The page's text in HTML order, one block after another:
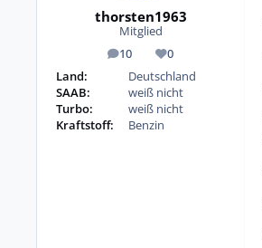
thorsten1963
Mitglied
10
Beiträge 0
Reputation
Land:
Deutschland
SAAB:
weiß nicht
Turbo:
weiß nicht
Kraftstoff:
Benzin